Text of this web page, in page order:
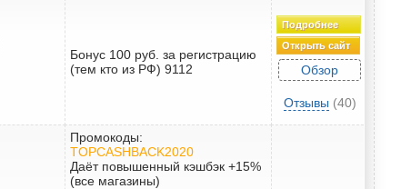
Бонус 100 руб. за регистрацию
(тем кто из РФ) 9112
Подробнее
Открыть сайт
Обзор
Отзывы (40)
Промокоды:
TOPCASHBACK2020
Даёт повышенный кэшбэк +15%
(все магазины)